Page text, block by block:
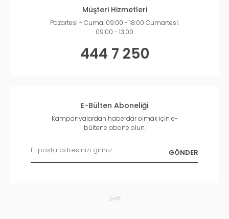
Müşteri Hizmetleri
Pazartesi - Cuma: 09:00 - 18:00 Cumartesi:
09:00 - 13:00
444 7 250
E-Bülten Aboneliği
Kampanyalardan haberdar olmak için e-
bültene abone olun.